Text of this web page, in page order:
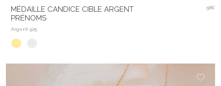
MÉDAILLE CANDICE CIBLE ARGENT
PRÉNOMS
Argent 925
58€